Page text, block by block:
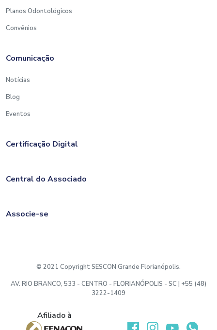
Planos Odontológicos
Convênios
Comunicação
Notícias
Blog
Eventos
Certificação Digital
Central do Associado
Associe-se
© 2021 Copyright SESCON Grande Florianópolis.
AV. RIO BRANCO, 533 - CENTRO - FLORIANÓPOLIS - SC | +55 (48)
3222-1409
Afiliado à